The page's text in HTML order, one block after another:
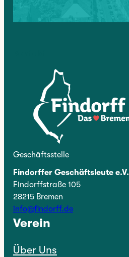
Geschäftsstelle
Findorffer Geschäftsleute e.V.
Findorffstraße 105
28215 Bremen
info@findorff.de
Verein
Über Uns